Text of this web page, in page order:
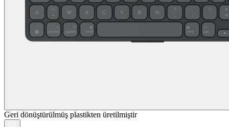
Geri dönüştürülmüş plastikten üretilmiştir